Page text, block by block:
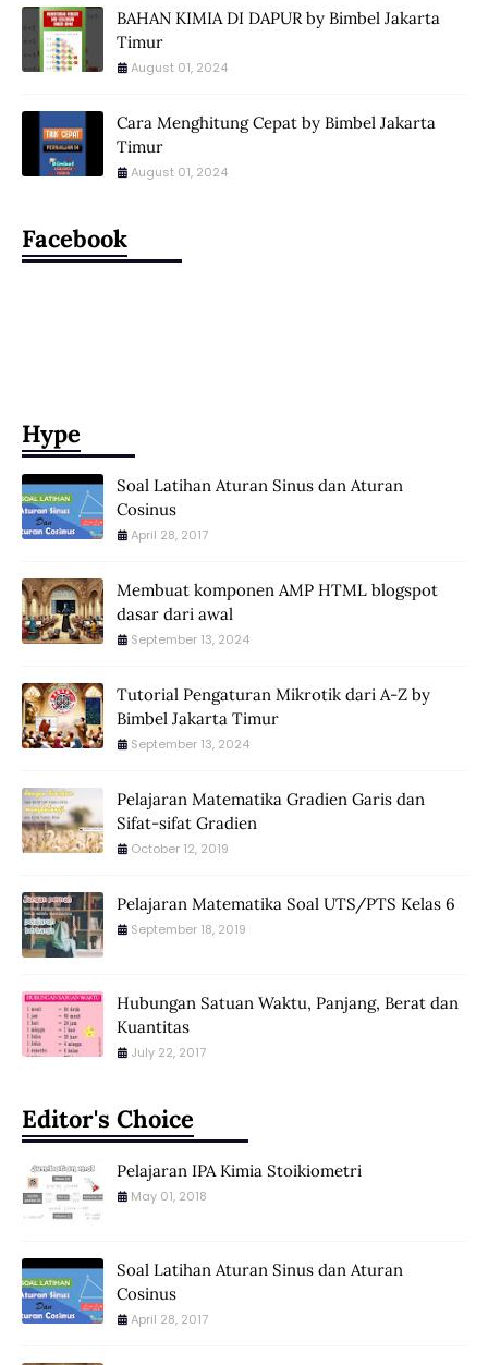
BAHAN KIMIA DI DAPUR by Bimbel Jakarta
Timur
August 01, 2024
Cara Menghitung Cepat by Bimbel Jakarta
Timur
August 01, 2024
Facebook
Hype
Soal Latihan Aturan Sinus dan Aturan
Cosinus
April 28, 2017
Membuat komponen AMP HTML blogspot
dasar dari awal
September 13, 2024
Tutorial Pengaturan Mikrotik dari A-Z by
Bimbel Jakarta Timur
September 13, 2024
Pelajaran Matematika Gradien Garis dan
Sifat-sifat Gradien
October 12, 2019
Pelajaran Matematika Soal UTS/PTS Kelas 6
September 18, 2019
Hubungan Satuan Waktu, Panjang, Berat dan
Kuantitas
July 22, 2017
Editor's Choice
Pelajaran IPA Kimia Stoikiometri
May 01, 2018
Soal Latihan Aturan Sinus dan Aturan
Cosinus
April 28, 2017